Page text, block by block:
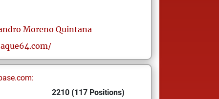
Moreno Quintana
2210 (117 Positions)